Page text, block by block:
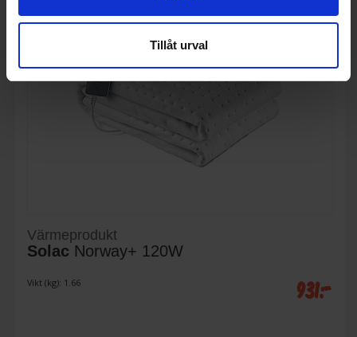
Tillåt urval
Värmeprodukt
Solac Norway+ 120W
Vikt (kg): 1.66 931:-